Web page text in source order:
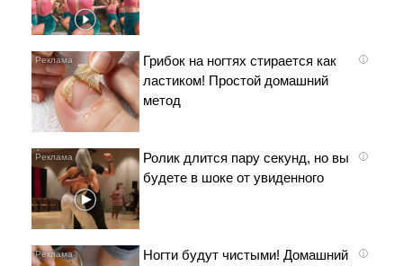
i
Грибок на ногтях стирается как
ластиком! Простой домашний
метод
i
Ролик длится пару секунд, но вы
будете в шоке от увиденного
i
Ногти будут чистыми! Домашний